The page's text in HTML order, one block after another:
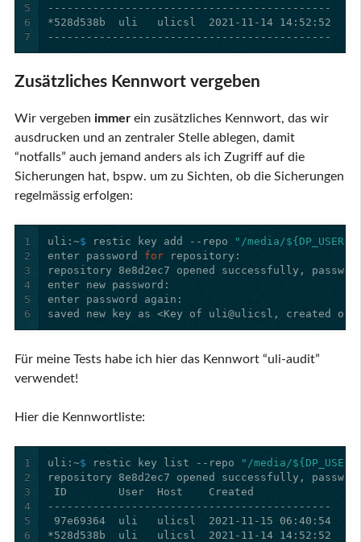
5
6
7
Zusätzliches Kennwort vergeben
Wir vergeben immer ein zusätzliches Kennwort, das wir
ausdrucken und an zentraler Stelle ablegen, damit
“notfalls” auch jemand anders als ich Zugriff auf die
Sicherungen hat, bspw. um zu Sichten, ob die Sicherungen
regelmässig erfolgen:
1
2
3
4
5
6
uli:~$ restic key add --repo
"/media/
enter password for
saved new key as <Key of uli@ulicsl, created on
Für meine Tests habe ich hier das Kennwort “uli-audit”
verwendet!
Hier die Kennwortliste:
1
2
3
4
5
6
uli:~$ restic key list --repo "/media/